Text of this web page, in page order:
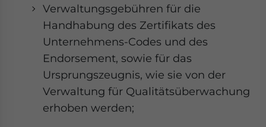
Verwaltungsgebühren für die
Handhabung des Zertifikats des
Unternehmens-Codes und des
Endorsement, sowie für das
Ursprungszeugnis, wie sie von der
Verwaltung für Qualitätsüberwachung
erhoben werden;